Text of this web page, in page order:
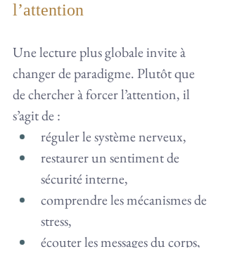
l’attention
Une lecture plus globale invite à
changer de paradigme. Plutôt que
de chercher à forcer l’attention, il
s’agit de :
réguler le système nerveux,
restaurer un sentiment de
sécurité interne,
comprendre les mécanismes de
stress,
écouter les messages du corps,